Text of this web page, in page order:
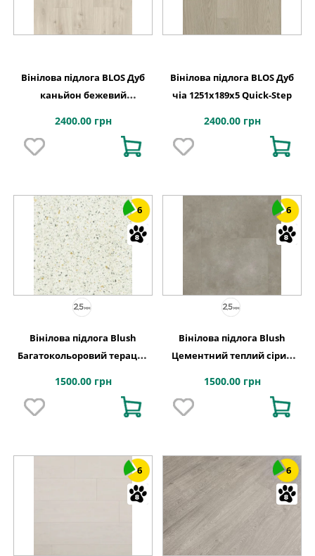
Вінілова підлога BLOS Дуб
каньйон бежевий
2400.00 грн
Вінілова підлога BLOS Дуб
чіа 1251х189x5 Quick-Step
2400.00 грн
6
Вінілова підлога Blush
Багатокольоровий тераццо
1500.00 грн
6
Вінілова підлога Blush
Цементний теплий сірий
1500.00 грн
6 6